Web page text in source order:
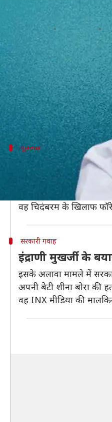
INX मीडिया
मुकुल तोमर Aug 22, 2019
क्या है खबर?
INX मीडिया केस में कल
इसके बाद उन्हें कोर्ट के
पूछताछ के लिए उनकी 14
पूछताछ
पूरी रात चिदंबरम
CBI मुख्यालय में
CBI कोर्ट से कह सकती है
वह चिदंबरम के खिलाफ
सरकारी गवाह
इंद्राणी मुखर्जी के
इसके अलावा मामले में
अपनी बेटी शीना बोरा की
वह INX मीडिया की